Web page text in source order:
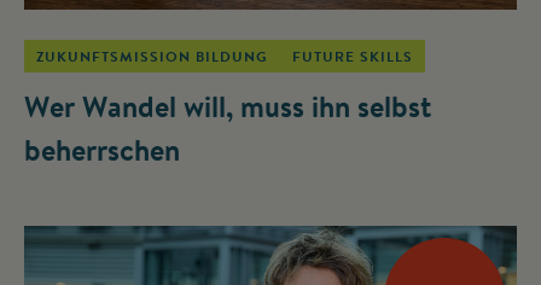
ZUKUNFTSMISSION BILDUNG FUTURE SKILLS
Wer Wandel will, muss ihn selbst
beherrschen